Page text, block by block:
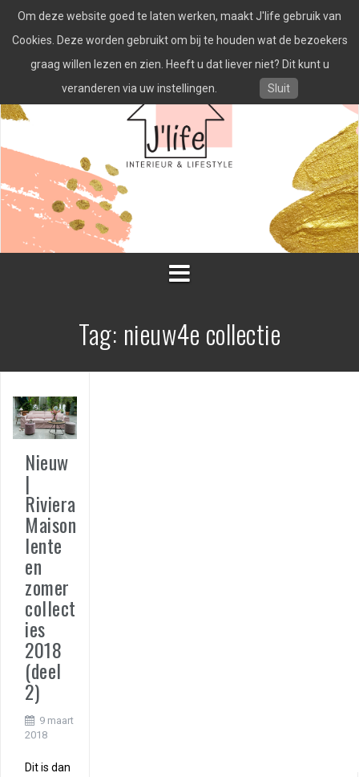
naar
inhoud
Tag: nieuw4e collectie
Nieuw
|
Riviera
Maison
lente
en
zomer
collect
ies
2018
(deel
2)
9 maart
2018
Dit is dan
Om deze website goed te laten werken, maakt J'life gebruik van
Cookies. Deze worden gebruikt om bij te houden wat de bezoekers
graag willen lezen en zien. Heeft u dat liever niet? Dit kunt u
veranderen via uw instellingen.
Sluit